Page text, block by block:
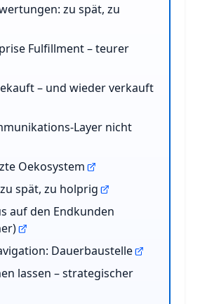
zu spät, zu
Fulfillment – teurer
– und wieder verkauft
Layer nicht
Oekosystem
spät, zu holprig
auf den Endkunden
Dauerbaustelle
lassen – strategischer